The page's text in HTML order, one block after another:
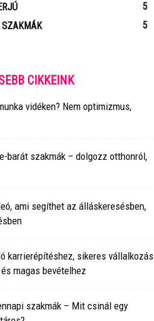
5
5
CIKKEINK
vidéken? Nem optimizmus,
barát szakmák – dolgozz otthonról,
ami segíthet az álláskeresésben,
karrierépítéshez, sikeres vállalkozás
magas bevételhez
szakmák – Mit csinál egy